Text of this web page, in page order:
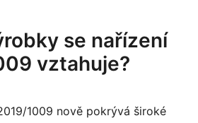
se nařízení
vztahuje?
1009 nově pokrývá široké